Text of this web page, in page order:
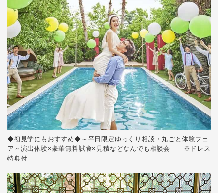
◆初見学にもおすすめ◆～平日限定ゆっくり相談・丸ごと体験フェ
ア～演出体験×豪華無料試食×見積などなんでも相談会 ※ドレス
特典付